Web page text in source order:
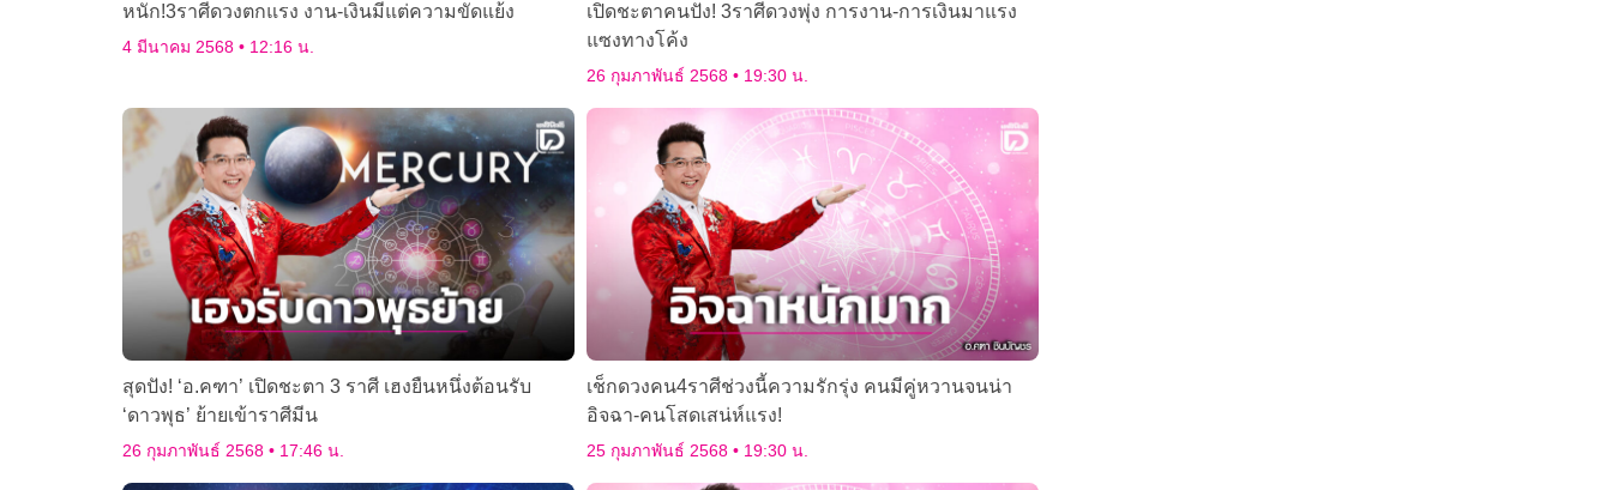
หนัก!3ราศีดวงตกแรง งาน-เงินมีแต่ความขัดแย้ง
4 มีนาคม 2568 12:16 น.
เปิดชะตาคนปัง! 3ราศีดวงพุ่ง การงาน-การเงินมาแรง
แซงทางโค้ง
26 กุมภาพันธ์ 2568 19:30 น.
สุดปัง! ‘อ.คฑา’ เปิดชะตา 3 ราศี เฮงยืนหนึ่งต้อนรับ
‘ดาวพุธ’ ย้ายเข้าราศีมีน
26 กุมภาพันธ์ 2568 17:46 น.
เช็กดวงคน4ราศีช่วงนี้ความรักรุ่ง คนมีคู่หวานจนน่า
อิจฉา-คนโสดเสน่ห์แรง!
25 กุมภาพันธ์ 2568 19:30 น.